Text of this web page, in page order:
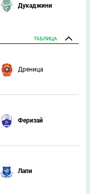
Дукаджини
ТАБЛИЦА
Дреница
Феризай
Лапи